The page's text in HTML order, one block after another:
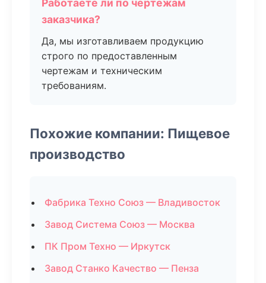
Работаете ли по чертежам
заказчика?
Да, мы изготавливаем продукцию
строго по предоставленным
чертежам и техническим
требованиям.
Похожие компании: Пищевое
производство
Фабрика Техно Союз — Владивосток
Завод Система Союз — Москва
ПК Пром Техно — Иркутск
Завод Станко Качество — Пенза